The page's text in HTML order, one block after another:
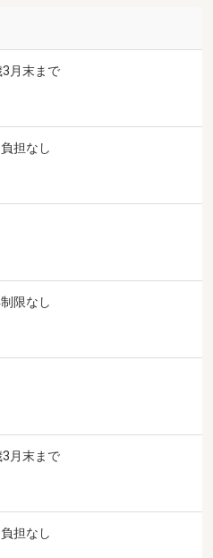
3月末まで
担なし
限なし
3月末まで
担なし